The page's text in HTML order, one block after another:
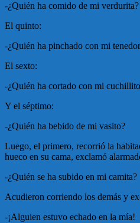
-¿Quién ha comido de mi verdurita?
El quinto:
-¿Quién ha pinchado con mi
El sexto:
-¿Quién ha cortado con mi
Y el séptimo:
-¿Quién ha bebido de mi vasito?
Luego, el primero, recorrió la
hueco en su cama, exclamó
-¿Quién se ha subido en mi camita?
Acudieron corriendo los demás y
-¡Alguien estuvo echado en la mía!